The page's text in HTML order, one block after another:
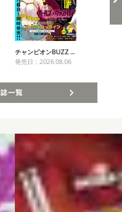
チャンピオンBUZZ …
発売日：2026.08.06